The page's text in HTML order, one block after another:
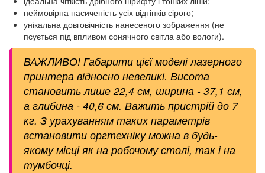
неймовірна насиченість усіх відтінків сірого;
унікальна довговічність нанесеного зображення (не
псується під впливом сонячного світла або вологи).
ВАЖЛИВО! Габарити цієї моделі лазерного
принтера відносно невеликі. Висота
становить лише 22,4 см, ширина - 37,1 см,
а глибина - 40,6 см. Важить пристрій до 7
кг. З урахуванням таких параметрів
встановити оргтехніку можна в будь-
якому місці як на робочому столі, так і на
тумбочці.